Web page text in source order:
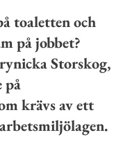
toaletten och
på jobbet?
Storskog,
på
krävs av ett